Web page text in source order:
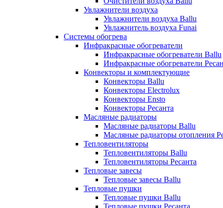
Увлажнители воздуха
Увлажнители воздуха Ballu
Увлажнитель воздуха Funai
Системы обогрева
Инфракрасные обогреватели
Инфракрасные обогреватели Ballu
Инфракрасные обогреватели
Конвекторы и комплектующие
Конвекторы Ballu
Конвекторы Electrolux
Конвекторы Ensto
Конвекторы Ресанта
Масляные радиаторы
Масляные радиаторы Ballu
Масляные радиаторы отопления
Тепловентиляторы
Тепловентиляторы Ballu
Тепловентиляторы Ресанта
Тепловые завесы
Тепловые завесы Ballu
Тепловые пушки
Тепловые пушки Ballu